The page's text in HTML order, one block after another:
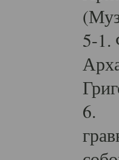
5-1.
6.